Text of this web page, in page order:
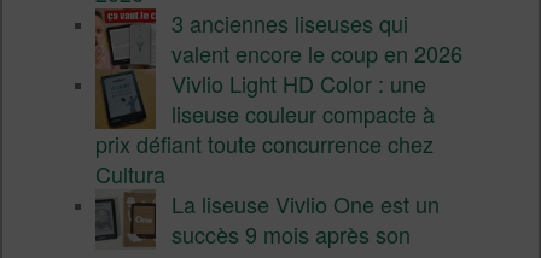
3 anciennes liseuses qui
valent encore le coup en 2026
Vivlio Light HD Color : une
liseuse couleur compacte à
prix défiant toute concurrence chez
Cultura
La liseuse Vivlio One est un
succès 9 mois après son